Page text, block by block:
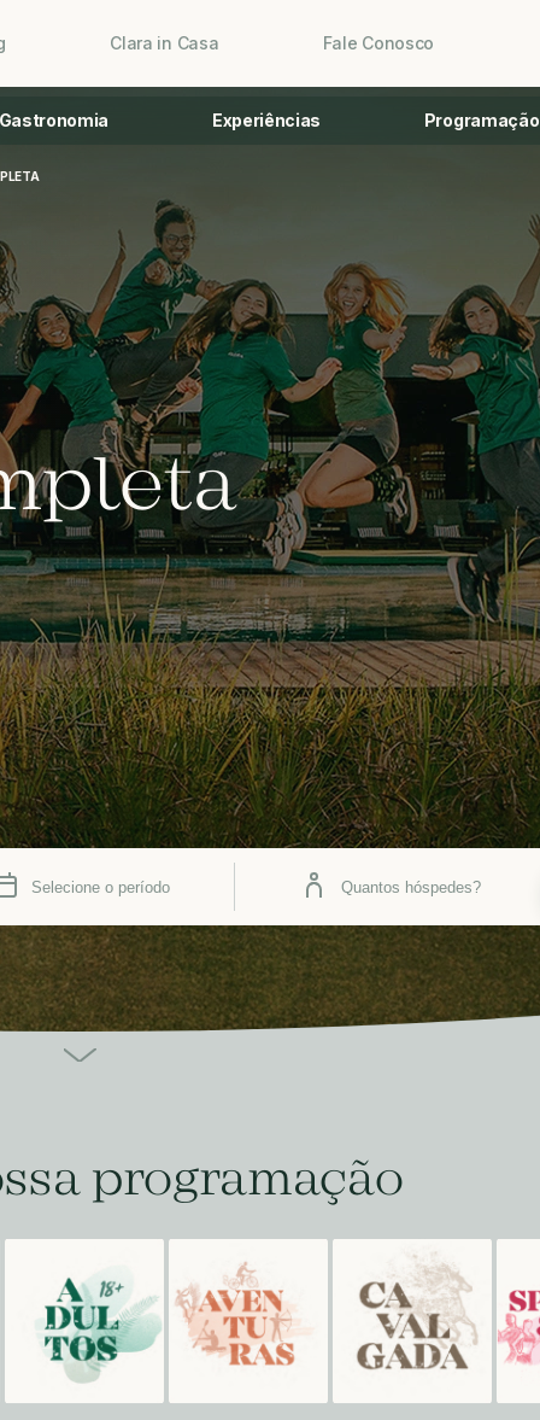
Clara in Casa Fale Conosco
Gastronomia Experiências Programação
Selecione o período Quantos hóspedes?
programação